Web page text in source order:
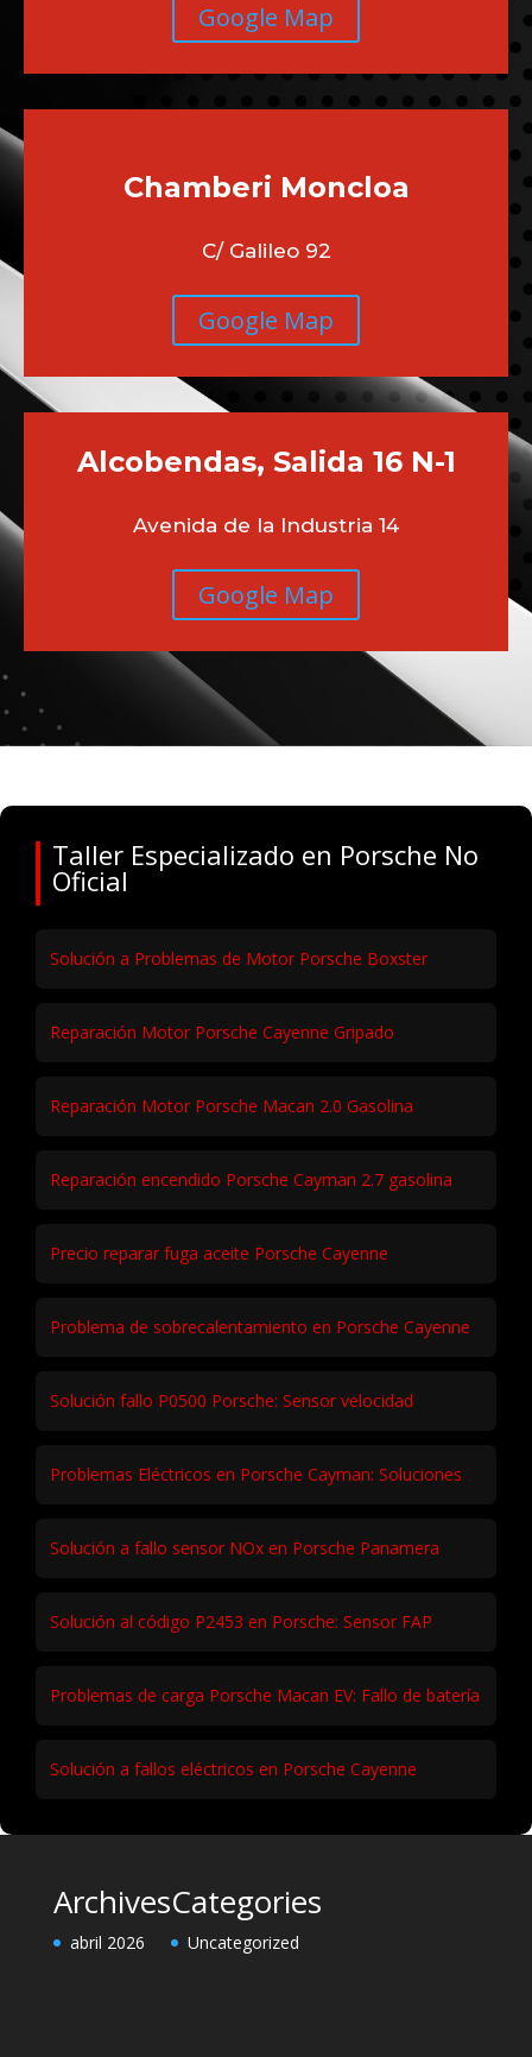
Google Map
Chamberi Moncloa
C/ Galileo 92
Google Map
Alcobendas, Salida 16 N-1
Avenida de la Industria 14
Google Map
Taller Especializado en Porsche No
Oficial
Solución a Problemas de Motor Porsche Boxster
Reparación Motor Porsche Cayenne Gripado
Reparación Motor Porsche Macan 2.0 Gasolina
Reparación encendido Porsche Cayman 2.7 gasolina
Precio reparar fuga aceite Porsche Cayenne
Problema de sobrecalentamiento en Porsche Cayenne
Solución fallo P0500 Porsche: Sensor velocidad
Problemas Eléctricos en Porsche Cayman: Soluciones
Solución a fallo sensor NOx en Porsche Panamera
Solución al código P2453 en Porsche: Sensor FAP
Problemas de carga Porsche Macan EV: Fallo de batería
Solución a fallos eléctricos en Porsche Cayenne
Archives
abril 2026
Categories
Uncategorized